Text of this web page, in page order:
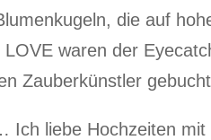
die auf
waren der
Zauberkünstler
Ich liebe Hochzeiten